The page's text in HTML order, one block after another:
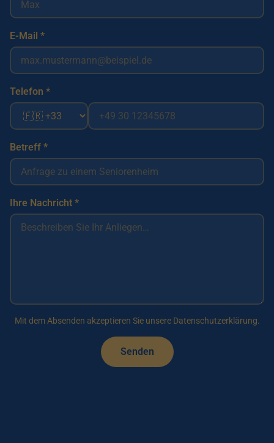
E-Mail *
Telefon *
Betreff *
Ihre Nachricht *
Mit dem Absenden akzeptieren Sie unsere Datenschutzerklärung.
Senden